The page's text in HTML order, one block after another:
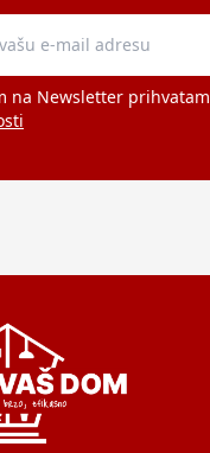
na Newsletter prihvatam